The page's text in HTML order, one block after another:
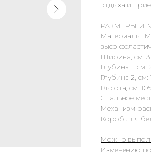
отдыха и
РАЗМЕРЫ И
Материалы:
Ширина, см:
Глубина 1, см:
Глубина 2, см:
Высота, см: 105
Спальное
Механизм
Короб для
Можно
Изменению